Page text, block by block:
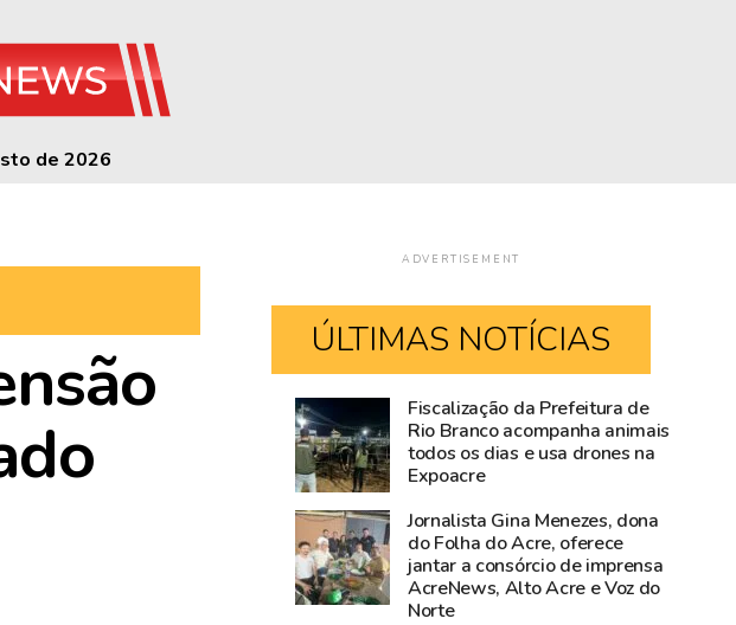
de 2026
ADVERTISEMENT
ÚLTIMAS NOTÍCIAS
Empresário
acreano
alvo
da
Operação
Lorde
Agro
Acre
fica
sem
190,
193
181
Fiscalização da Prefeitura de
Rio Branco acompanha animais
todos os dias e usa drones na
Expoacre
Jornalista Gina Menezes, dona
do Folha do Acre, oferece
jantar a consórcio de imprensa
AcreNews, Alto Acre e Voz do
Norte